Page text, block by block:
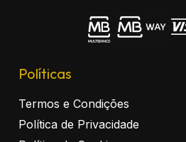
Políticas
Termos e Condições
Política de Privacidade